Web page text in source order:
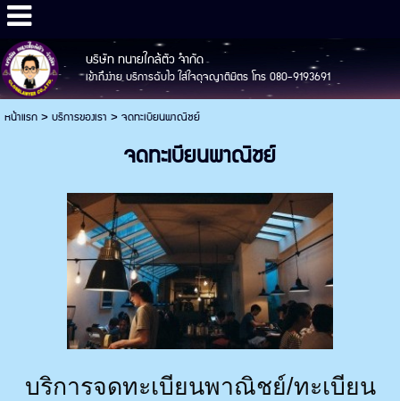
บริษัท ทนายใกล้ตัว จำกัด
เข้าถึงง่าย บริการฉับไว ใส่ใจดุจญาติมิตร โทร 080-9193691
หน้าแรก>บริการของเรา >จดทะเบียนพาณิชย์
จดทะเบียนพาณิชย์
บริการจดทะเบียนพาณิชย์/ทะเบียน